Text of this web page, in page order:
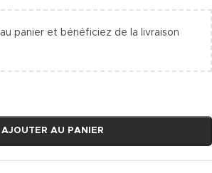
au panier et bénéficiez de la livraison
AJOUTER AU PANIER